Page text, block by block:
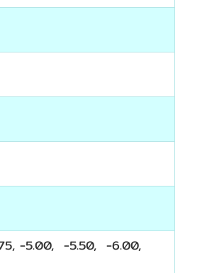
-5.00, -5.50, -6.00,